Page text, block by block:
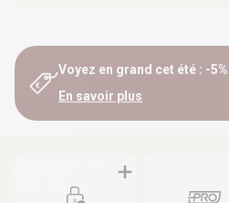
Voyez en grand cet été : -
En savoir plus